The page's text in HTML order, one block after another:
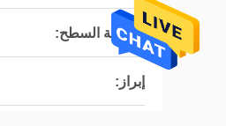
مساحة السطح:
إبراز: